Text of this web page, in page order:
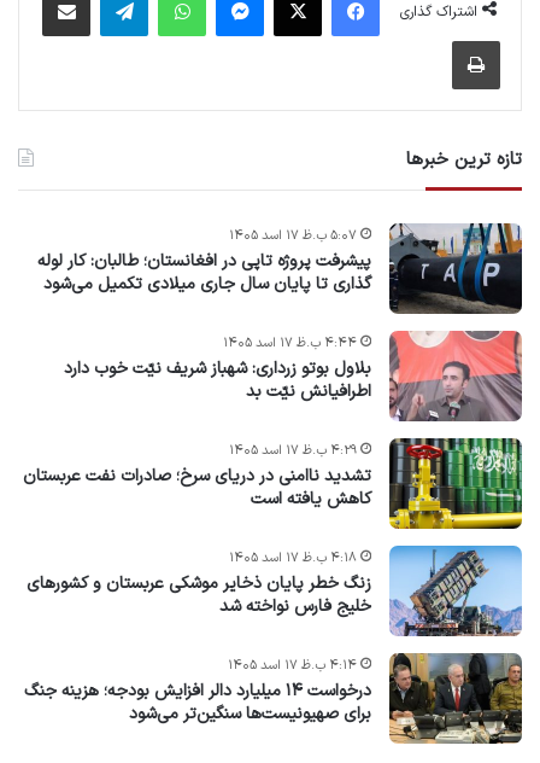
اشتراک گذاری
چاپ
تازه ترین خبرها
پیشرفت پروژه‌ تاپی در افغانستان؛ طالبان: کار لوله
گذاری تا پایان سال جاری میلادی تکمیل می‌شود
۵:۰۷ ب.ظ ۱۷ اسد ۱۴۰۵
بلاول بوتو زرداری: شهباز شریف نیّت خوب دارد
اطرافیانش نیّت بد
۴:۴۴ ب.ظ ۱۷ اسد ۱۴۰۵
تشدید ناامنی در دریای سرخ؛ صادرات نفت عربستان
کاهش یافته است
۴:۲۹ ب.ظ ۱۷ اسد ۱۴۰۵
زنگ خطر پایان ذخایر موشکی عربستان و کشورهای
خلیج فارس نواخته شد
۴:۱۸ ب.ظ ۱۷ اسد ۱۴۰۵
درخواست ۱۴ میلیارد دالر افزایش بودجه؛ هزینه جنگ
برای صهیونیست‌ها سنگین‌تر می‌شود
۴:۱۴ ب.ظ ۱۷ اسد ۱۴۰۵